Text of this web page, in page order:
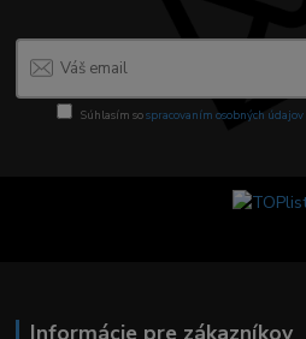
Súhlasím sospracovaním osobných údajov
Informácie pre zákazníkov